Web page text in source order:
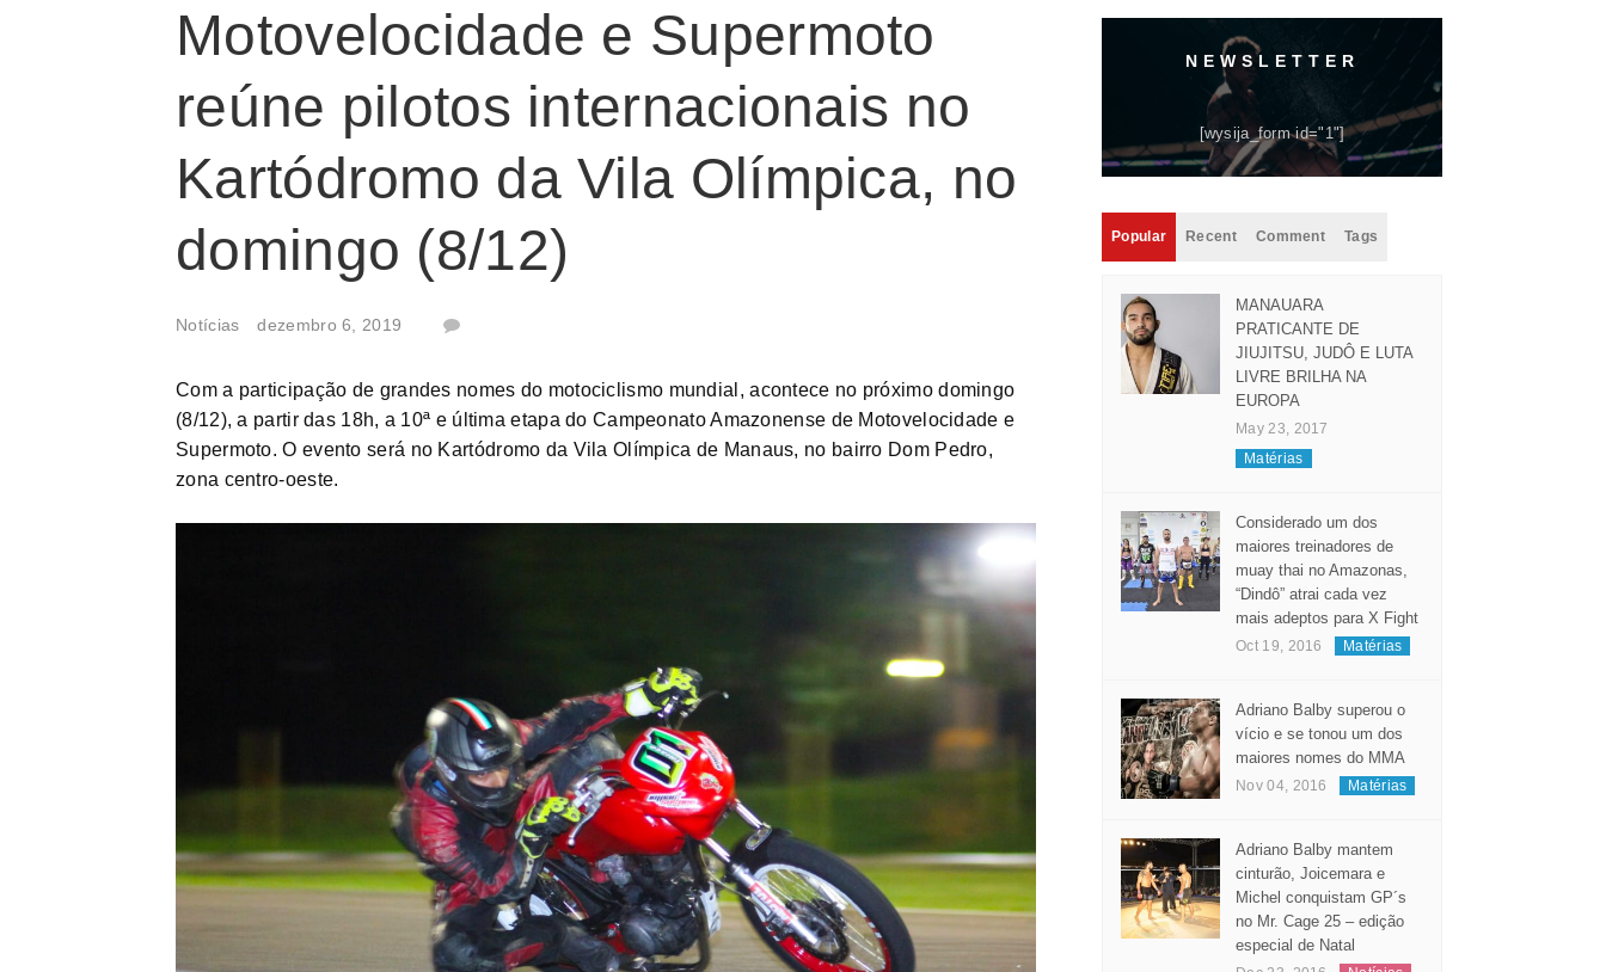
Motovelocidade e Supermoto
reúne pilotos internacionais no
Kartódromo da Vila Olímpica, no
domingo (8/12)
Notícias dezembro 6, 2019
Com a participação de grandes nomes do motociclismo mundial, acontece no próximo domingo
(8/12), a partir das 18h, a 10ª e última etapa do Campeonato Amazonense de Motovelocidade e
Supermoto. O evento será no Kartódromo da Vila Olímpica de Manaus, no bairro Dom Pedro,
zona centro-oeste.
NEWSLETTER
Popular Recent
MANAUARA
PRATICANTE DE
JIUJITSU, JUDÔ E LUTA
LIVRE BRILHA NA
EUROPA
Matérias
Considerado um dos
maiores treinadores de
muay thai no Amazonas,
“Dindô” atrai cada vez
Oct 19, 2016
Adriano Balby superou o
vício e se tonou um dos
Nov 04, 2016
Adriano Balby mantem
cinturão, Joicemara e
Michel conquistam GP´s